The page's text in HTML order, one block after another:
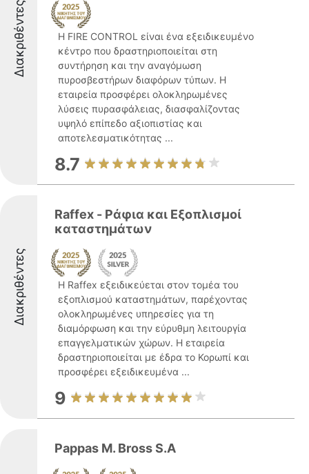
Διακριθέντες
Η FIRE CONTROL είναι ένα εξειδικευμένο
κέντρο που δραστηριοποιείται στη
συντήρηση και την αναγόμωση
πυροσβεστήρων διαφόρων τύπων. Η
εταιρεία προσφέρει ολοκληρωμένες
λύσεις πυρασφάλειας, διασφαλίζοντας
υψηλό επίπεδο αξιοπιστίας και
αποτελεσματικότητας ...
8.7
Διακριθέντες
Raffex - Ράφια και Εξοπλισμοί
καταστημάτων
Η Raffex εξειδικεύεται στον τομέα του
εξοπλισμού καταστημάτων, παρέχοντας
ολοκληρωμένες υπηρεσίες για τη
διαμόρφωση και την εύρυθμη λειτουργία
επαγγελματικών χώρων. Η εταιρεία
δραστηριοποιείται με έδρα το Κορωπί και
προσφέρει εξειδικευμένα ...
9
Pappas M. Bross S.A